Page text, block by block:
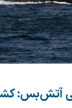
آتش‌بس: